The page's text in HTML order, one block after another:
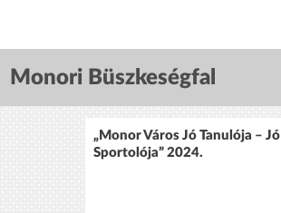
Monori Büszkeségfal
„Monor Város Jó Tanulója – Jó
Sportolója” 2024.